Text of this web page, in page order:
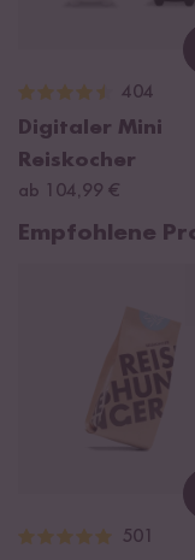
404
Digitaler Mini
Reiskocher
ab 104,99 €
Empfohlene
501